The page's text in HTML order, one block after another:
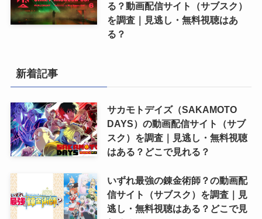
る？動画配信サイト（サブスク）
を調査｜見逃し・無料視聴はあ
る？
新着記事
サカモトデイズ（SAKAMOTO
DAYS）の動画配信サイト（サブ
スク）を調査｜見逃し・無料視聴
はある？どこで見れる？
いずれ最強の錬金術師？の動画配
信サイト（サブスク）を調査｜見
逃し・無料視聴はある？どこで見